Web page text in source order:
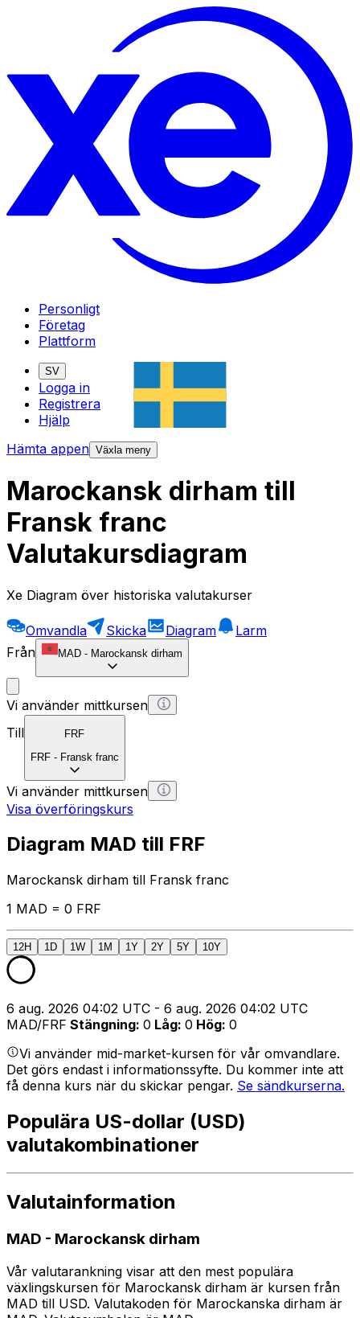
Personligt
Företag
Plattform
SV
Logga in
Registrera
Hjälp
Hämta appen Växla meny
Marockansk dirham till
Fransk franc
Valutakursdiagram
Xe Diagram över historiska valutakurser
Omvandla Skicka Diagram
Larm
Från
MAD - Marockansk dirham
Vi använder mittkursen
Till
FRF
FRF - Fransk franc
Vi använder mittkursen
Visa överföringskurs
Diagram MAD till FRF
Marockansk dirham till Fransk franc
1 MAD = 0 FRF
12H 1D 1W 1M 1Y 2Y 5Y 10Y
6 aug. 2026 04:02 UTC - 6 aug. 2026 04:02 UTC
MAD/FRF Stängning: 0 Låg: 0 Hög: 0
Vi använder mid-market-kursen för vår omvandlare.
Det görs endast i informationssyfte. Du kommer inte att
få denna kurs när du skickar pengar. Se sändkurserna.
Populära US-dollar (USD)
valutakombinationer
Valutainformation
MAD - Marockansk dirham
Vår valutarankning visar att den mest populära
växlingskursen för Marockansk dirham är kursen från
MAD till USD. Valutakoden för Marockanska dirham är